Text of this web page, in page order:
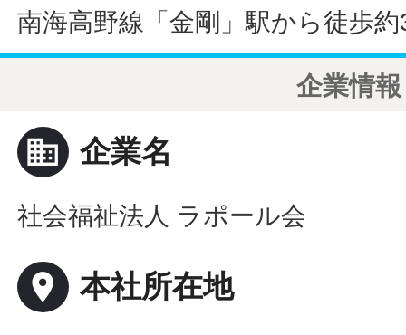
南海高野線「金剛」駅から徒歩
企業情報
business 企業名
社会福祉法人 ラポール会
place 本社所在地